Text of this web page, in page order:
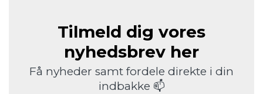
Tilmeld dig vores
nyhedsbrev her
Få nyheder samt fordele direkte i din
indbakke 📫